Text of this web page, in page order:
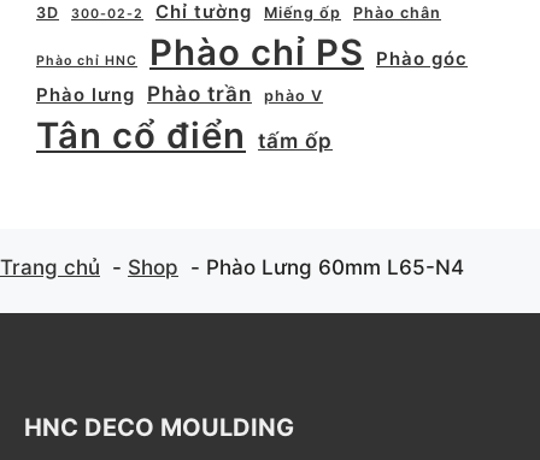
3D 300-02-2 Chỉ tường Miếng ốp Phào chân
Phào chỉ HNC Phào chỉ PS
Phào góc
Phào lưng
Phào trần phào V
Tân cổ điển tấm ốp
Trang chủ Shop Phào Lưng 60mm L65-N4
HNC DECO MOULDING